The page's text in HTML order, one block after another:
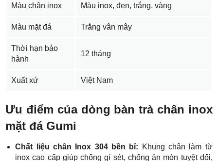
Màu chân inox Màu inox, đen, trắng, vàng
Màu mặt đá Trắng vân mây
Thời hạn bảo
hành
12 tháng
Xuất xứ Việt Nam
Ưu điểm của dòng bàn trà chân inox
mặt đá Gumi
Chất liệu chân Inox 304 bền bỉ:
Khung chân làm từ
inox cao cấp giúp chống gỉ sét, chống ăn mòn tuyệt đối,